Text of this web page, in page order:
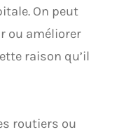
On peut
ou améliorer
raison qu’il
routiers ou